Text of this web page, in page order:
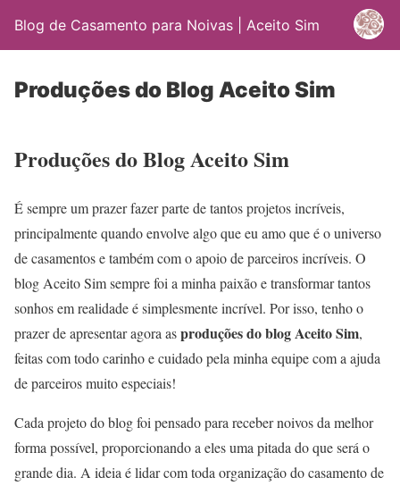
Blog de Casamento para Noivas | Aceito Sim
Produções do Blog Aceito Sim
Produções do Blog Aceito Sim
É sempre um prazer fazer parte de tantos projetos incríveis,
principalmente quando envolve algo que eu amo que é o universo
de casamentos e também com o apoio de parceiros incríveis. O
blog Aceito Sim sempre foi a minha paixão e transformar tantos
sonhos em realidade é simplesmente incrível. Por isso, tenho o
prazer de apresentar agora asproduções do blog Aceito Sim,
feitas com todo carinho e cuidado pela minha equipe com a ajuda
de parceiros muito especiais!
Cada projeto do blog foi pensado para receber noivos da melhor
forma possível, proporcionando a eles uma pitada do que será o
grande dia. A ideia é lidar com toda organização do casamento de